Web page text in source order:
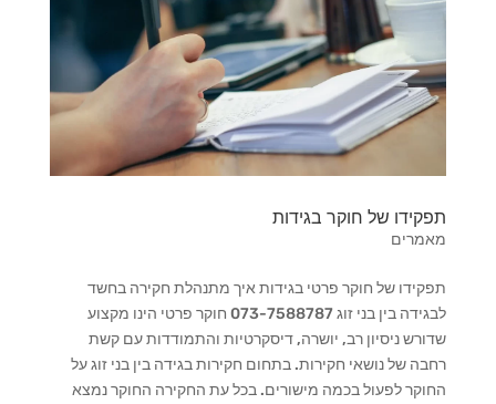
תפקידו של חוקר בגידות
מאמרים
תפקידו של חוקר פרטי בגידות איך מתנהלת חקירה בחשד
לבגידה בין בני זוג 073-7588787 חוקר פרטי הינו מקצוע
שדורש ניסיון רב, יושרה, דיסקרטיות והתמודדות עם קשת
רחבה של נושאי חקירות. בתחום חקירות בגידה בין בני זוג על
החוקר לפעול בכמה מישורים. בכל עת החקירה החוקר נמצא